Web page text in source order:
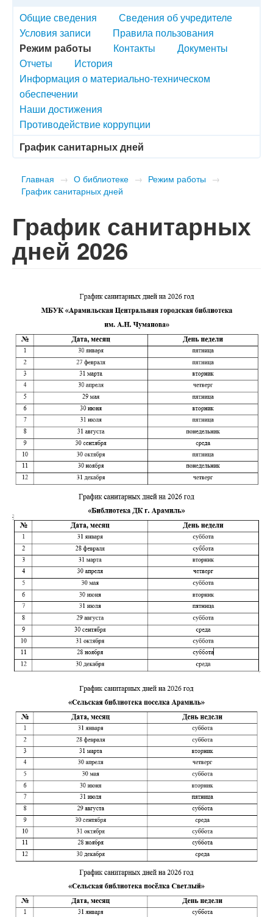
Общие сведения
Сведения об учредителе
Условия записи
Правила пользования
Режим работы
Контакты
Документы
Отчеты
История
Информация о материально-техническом
обеспечении
Наши достижения
Противодействие коррупции
График санитарных дней
Главная → О библиотеке → Режим работы →
График санитарных дней
График санитарных
дней 2026